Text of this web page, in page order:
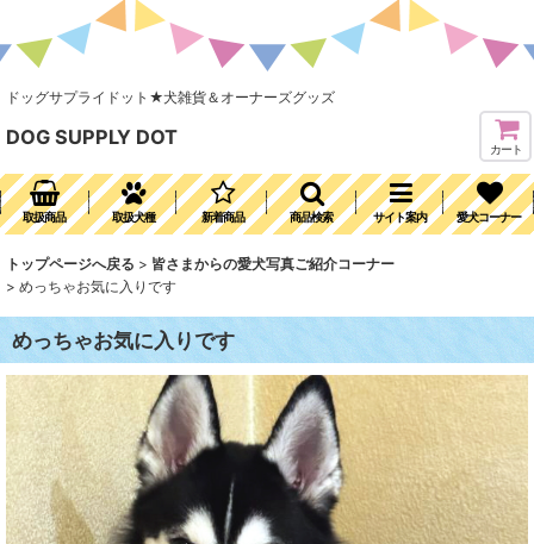
ドッグサプライドット★犬雑貨＆オーナーズグッズ
DOG SUPPLY DOT
カート
取扱商品 取扱犬種 新着商品 商品検索 サイト案内 愛犬コーナー
トップページへ戻る > 皆さまからの愛犬写真ご紹介コーナー
> めっちゃお気に入りです
めっちゃお気に入りです